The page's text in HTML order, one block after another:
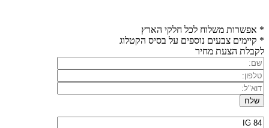
* אפשרות משלוח לכל חלקי הארץ
* קיימים צבעים נוספים על בסיס הקטלוג
לקבלת הצעת מחיר